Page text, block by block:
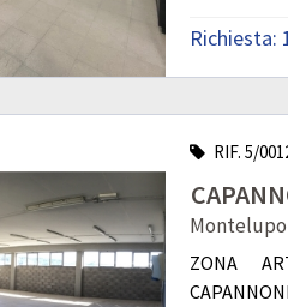
Richiesta:
RIF. 5/
ZONA